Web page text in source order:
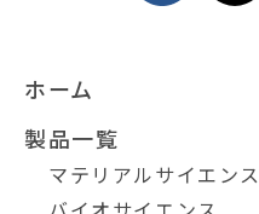
ホーム
製品一覧
マテリアルサイエンス